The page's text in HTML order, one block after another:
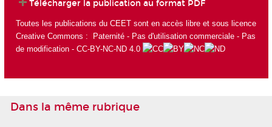
Télécharger la publication au format PDF
Toutes les publications du CEET sont en accès libre et sous licence
Creative Commons : Paternité - Pas d'utilisation commerciale - Pas
de modification - CC-BY-NC-ND 4.0
Dans la même rubrique